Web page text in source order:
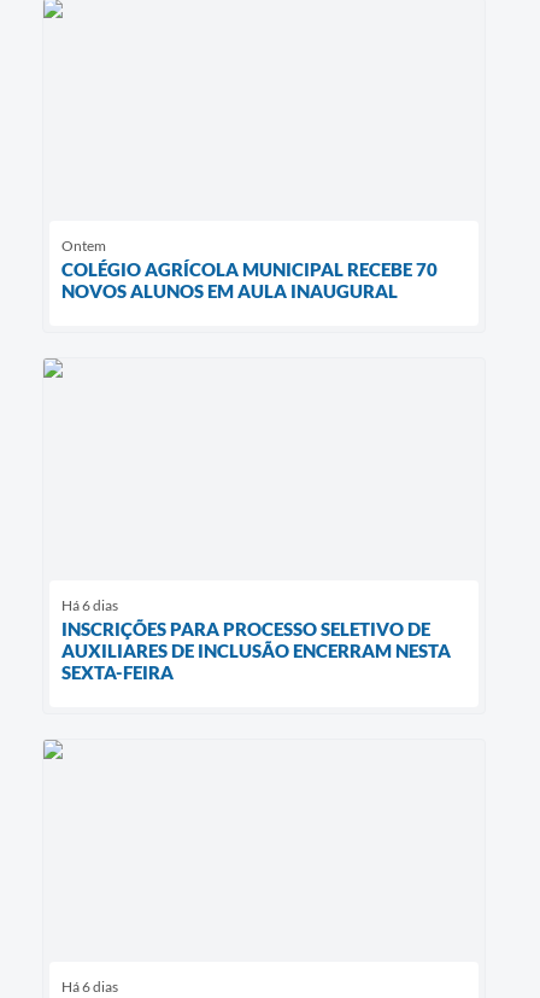
Ontem
COLÉGIO AGRÍCOLA MUNICIPAL RECEBE 70
NOVOS ALUNOS EM AULA INAUGURAL
Há 6 dias
INSCRIÇÕES PARA PROCESSO SELETIVO DE
AUXILIARES DE INCLUSÃO ENCERRAM NESTA
SEXTA-FEIRA
Há 6 dias